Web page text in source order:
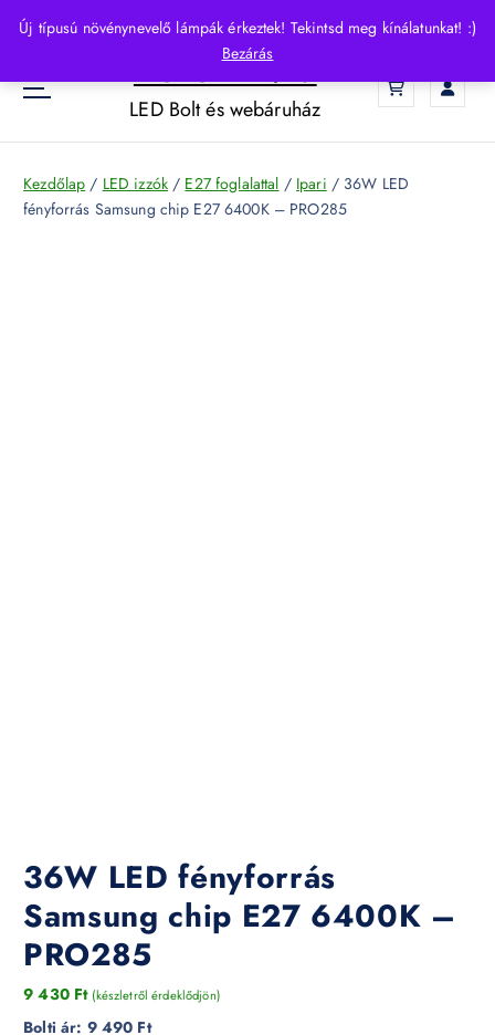
Új típusú növénynevelő lámpák érkeztek! Tekintsd meg kínálatunkat! :)
Bezárás
p
o
HelloLED.hu
LED Bolt és webáruház
Kezdőlap / LED izzók/ E27 foglalattal / Ipari / 36W LED
fényforrás Samsung chip E27 6400K – PRO285
36W LED fényforrás
Samsung chip E27 6400K –
PRO285
9 430 Ft (készletről érdeklődjön)
Bolti ár: 9 490 Ft